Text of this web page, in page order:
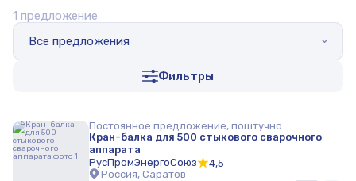
Все предложения
Фильтры
1 предложение
Постоянное предложение, поштучно
Кран-балка для 500 стыкового сварочного
аппарата
РусПромЭнергоСоюз
4,5
Россия, Саратов